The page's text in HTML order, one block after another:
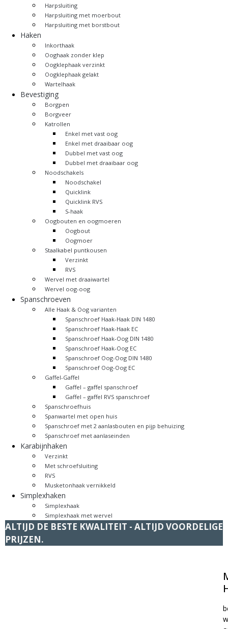
Harpsluiting
Harpsluiting met moerbout
Harpsluiting met borstbout
Haken
Inkorthaak
Ooghaak zonder klep
Oogklephaak verzinkt
Oogklephaak gelakt
Wartelhaak
Bevestiging
Borgpen
Borgveer
Katrollen
Enkel met vast oog
Enkel met draaibaar oog
Dubbel met vast oog
Dubbel met draaibaar oog
Noodschakels
Noodschakel
Quicklink
Quicklink RVS
S-haak
Oogbouten en oogmoeren
Oogbout
Oogmoer
Staalkabel puntkousen
Verzinkt
RVS
Wervel met draaiwartel
Wervel oog-oog
Spanschroeven
Alle Haak & Oog varianten
Spanschroef Haak-Haak DIN 1480
Spanschroef Haak-Haak EC
Spanschroef Haak-Oog DIN 1480
Spanschroef Haak-Oog EC
Spanschroef Oog-Oog DIN 1480
Spanschroef Oog-Oog EC
Gaffel-Gaffel
Gaffel – gaffel spanschroef
Gaffel – gaffel RVS spanschroef
Spanschroefhuis
Spanwartel met open huis
Spanschroef met 2 aanlasbouten en pijp behuizing
Spanschroef met aanlaseinden
Karabijnhaken
Verzinkt
Met schroefsluiting
RVS
Musketonhaak vernikkeld
Simplexhaken
Simplexhaak
Simplexhaak met wervel
ALTIJD DE BESTE KWALITEIT - ALTIJD VOORDELIGE
PRIJZEN.